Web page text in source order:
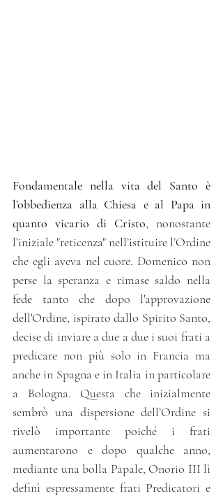
Fondamentale nella vita del Santo è
l’obbedienza alla Chiesa e al Papa in
quanto vicario di Cristo, nonostante
l’iniziale "reticenza" nell’istituire l’Ordine
che egli aveva nel cuore. Domenico non
perse la speranza e rimase saldo nella
fede tanto che dopo l'approvazione
dell'Ordine, ispirato dallo Spirito Santo,
decise di inviare a due a due i suoi frati a
predicare non più solo in Francia ma
anche in Spagna e in Italia in particolare
a Bologna. Questa che inizialmente
sembrò una dispersione dell’Ordine si
rivelò importante poiché i frati
aumentarono e dopo qualche anno,
mediante una bolla Papale, Onorio III lì
definì espressamente frati Predicatori e